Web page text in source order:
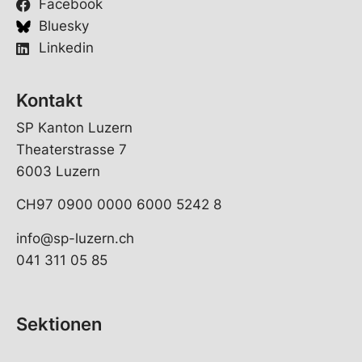
Facebook
Bluesky
Linkedin
Kontakt
SP Kanton Luzern
Theaterstrasse 7
6003 Luzern
CH97 0900 0000 6000 5242 8
info@sp-luzern.ch
041 311 05 85
Sektionen